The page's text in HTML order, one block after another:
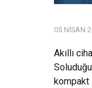
05 NISAN
Akıllı
kompakt